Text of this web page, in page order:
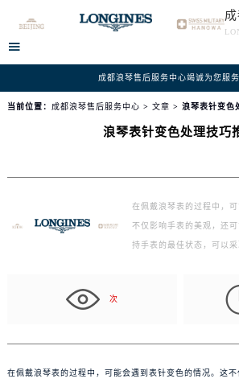

成都浪琴售后服务中心竭诚为您服务
当前位置： 成都浪琴售后服务中心 > 文章 > 浪琴表针变色
浪琴表针变色处理技巧
在佩戴浪琴表的过程中，
不仅影响手表的美观，还
持手表的最佳状态，可以
次
在佩戴浪琴表的过程中，可能会遇到表针变色的情况。这